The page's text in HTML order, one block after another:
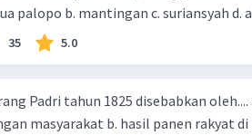
35 5.0
Padri tahun 1825 disebabkan
masyarakat b. hasil panen rakyat di